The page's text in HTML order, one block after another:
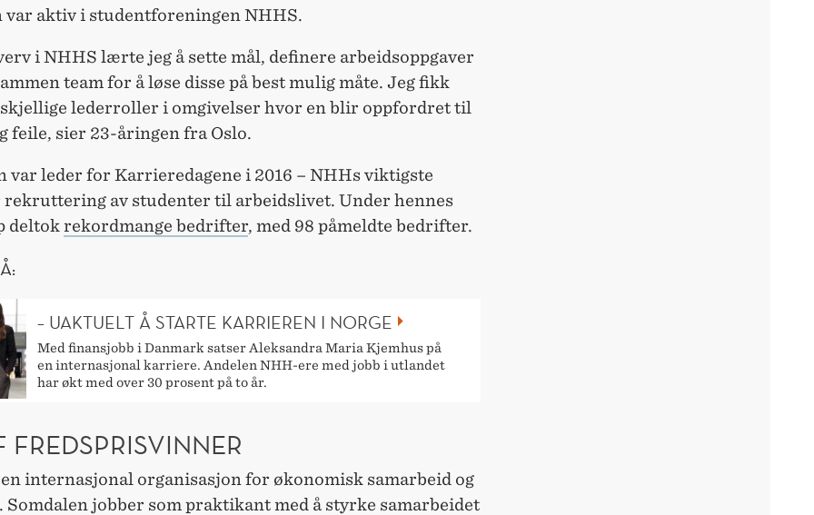
aktiv i studentforeningen NHHS.
i NHHS lærte jeg å sette mål, definere arbeidsoppgaver
team for å løse disse på best mulig måte. Jeg fikk
lederroller i omgivelser hvor en blir oppfordret til
feile, sier 23-åringen fra Oslo.
var leder for Karrieredagene i 2016 – NHHs viktigste
rekruttering av studenter til arbeidslivet. Under hennes
deltokrekordmange bedrifter, med 98 påmeldte bedrifter.
– UAKTUELT Å STARTE KARRIEREN I NORGE
Med finansjobb i Danmark satser Aleksandra Maria Kjemhus på
en internasjonal karriere. Andelen NHH-ere med jobb i utlandet
har økt med over 30 prosent på to år.
FREDSPRISVINNER
en internasjonal organisasjon for økonomisk samarbeid og
jobber som praktikant med å styrke samarbeidet